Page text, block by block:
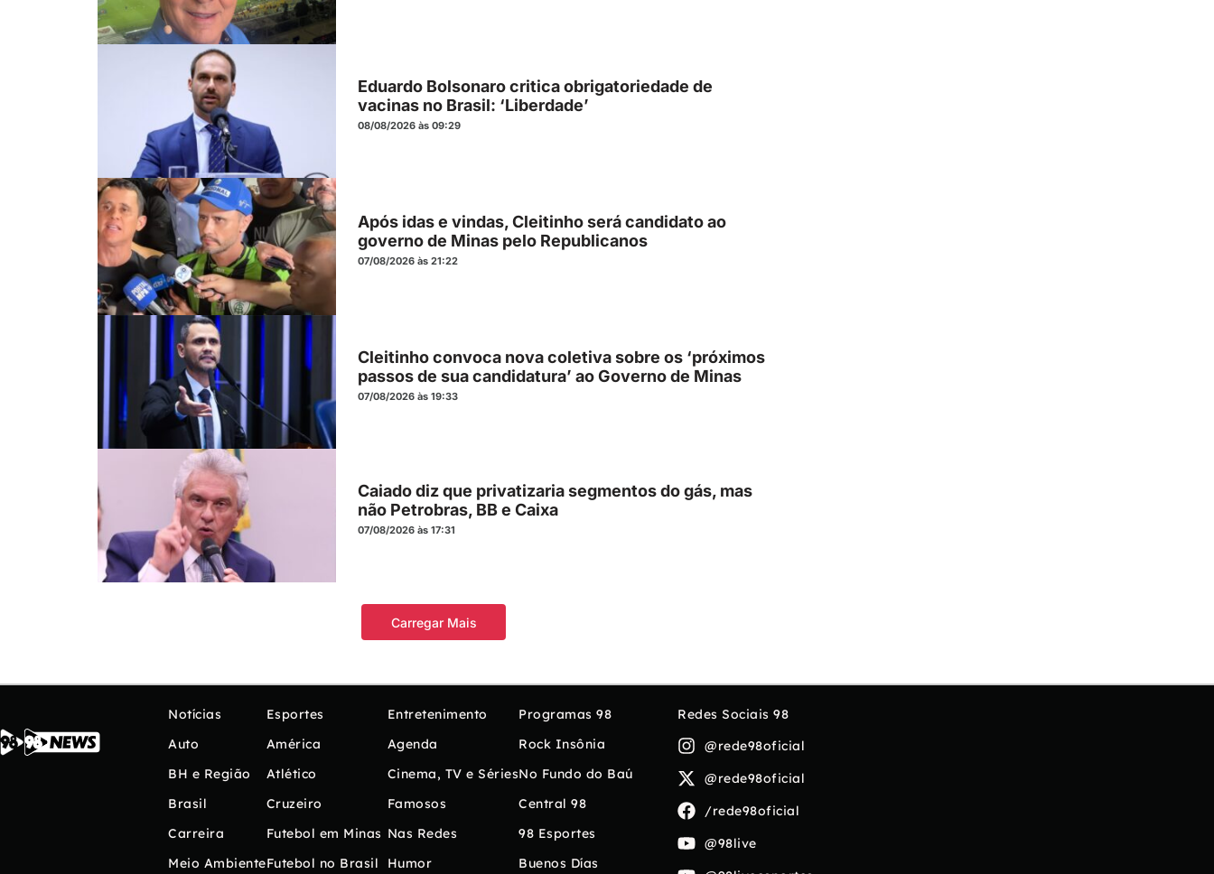
Eduardo Bolsonaro critica obrigatoriedade de
vacinas no Brasil: ‘Liberdade’
08/08/2026 às 09:29
Após idas e vindas, Cleitinho será candidato ao
governo de Minas pelo Republicanos
07/08/2026 às 21:22
Cleitinho convoca nova coletiva sobre os ‘próximos
passos de sua candidatura’ ao Governo de Minas
07/08/2026 às 19:33
Caiado diz que privatizaria segmentos do gás, mas
não Petrobras, BB e Caixa
07/08/2026 às 17:31
Carregar Mais
Notícias
Auto
BH e Região
Brasil
Carreira
Meio Ambiente
Esportes
América
Atlético
Cruzeiro
Futebol em Minas
Futebol no Brasil
Entretenimento
Agenda
Cinema, TV e Séries
Famosos
Nas Redes
Humor
Programas 98
Rock Insônia
No Fundo do Baú
Central 98
98 Esportes
Buenos Días
Redes Sociais 98
@rede98oficial
@rede98oficial
/rede98oficial
@98live